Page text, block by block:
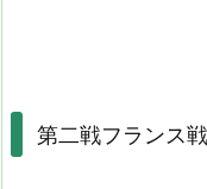
第二戦フランス